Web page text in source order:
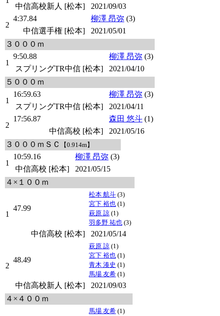
中信高校新人 [松本] 2021/09/03
2
4:37.84 柳澤 昂弥 (3)
中信選手権 [松本]
2021/05/01
３０００ｍ
1
9:50.88 柳澤 昂弥 (3)
スプリングTR中信 [松本]
2021/04/10
５０００ｍ
1
16:59.63 柳澤 昂弥 (3)
スプリングTR中信 [松本]
2021/04/11
2
17:56.87 森田 悠斗 (1)
中信高校 [松本]
2021/05/16
３０００ｍＳＣ
【0.914m】
1
10:59.16 柳澤 昂弥 (3)
中信高校 [松本]
2021/05/15
４×１００ｍ
1
47.99
松本 航斗 (3)
宮下 裕也 (1)
萩原 諒 (1)
羽多野 祐也 (3)
中信高校 [松本] 2021/05/14
2
48.49
萩原 諒 (1)
宮下 裕也 (1)
青木 湊史 (1)
馬場 友希 (1)
中信高校新人 [松本]
2021/09/03
４×４００ｍ
馬場 友希 (1)